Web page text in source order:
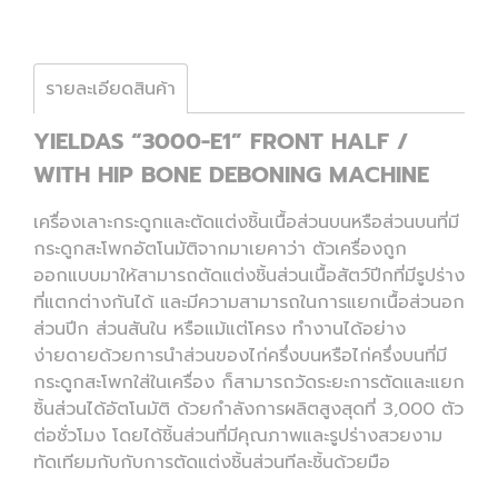
รายละเอียดสินค้า
YIELDAS “3000-E1” FRONT HALF /
WITH HIP BONE DEBONING MACHINE
เครื่องเลาะกระดูกและตัดแต่งชิ้นเนื้อส่วนบนหรือส่วนบนที่มี
กระดูกสะโพกอัตโนมัติจากมาเยคาว่า ตัวเครื่องถูก
ออกแบบมาให้สามารถตัดแต่งชิ้นส่วนเนื้อสัตว์ปีกที่มีรูปร่าง
ที่แตกต่างกันได้ และมีความสามารถในการแยกเนื้อส่วนอก
ส่วนปีก ส่วนสันใน หรือแม้แต่โครง ทำงานได้อย่าง
ง่ายดายด้วยการนำส่วนของไก่ครึ่งบนหรือไก่ครึ่งบนที่มี
กระดูกสะโพกใส่ในเครื่อง ก็สามารถวัดระยะการตัดและแยก
ชิ้นส่วนได้อัตโนมัติ ด้วยกำลังการผลิตสูงสุดที่ 3,000 ตัว
ต่อชั่วโมง โดยได้ชิ้นส่วนที่มีคุณภาพและรูปร่างสวยงาม
ทัดเทียมกับกับการตัดแต่งชิ้นส่วนทีละชิ้นด้วยมือ